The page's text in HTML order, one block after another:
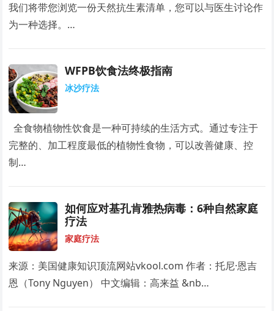
我们将带您浏览一份天然抗生素清单，您可以与医生讨论作
为一种选择。…
WFPB饮食法终极指南
冰沙疗法
全食物植物性饮食是一种可持续的生活方式。通过专注于
完整的、加工程度最低的植物性食物，可以改善健康、控
制…
如何应对基孔肯雅热病毒：6种自然家庭
疗法
家庭疗法
来源：美国健康知识顶流网站vkool.com 作者：托尼·恩吉
恩（Tony Nguyen） 中文编辑：高来益 &nb…